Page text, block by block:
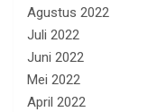
Agustus 2022
Juli 2022
Juni 2022
Mei 2022
April 2022